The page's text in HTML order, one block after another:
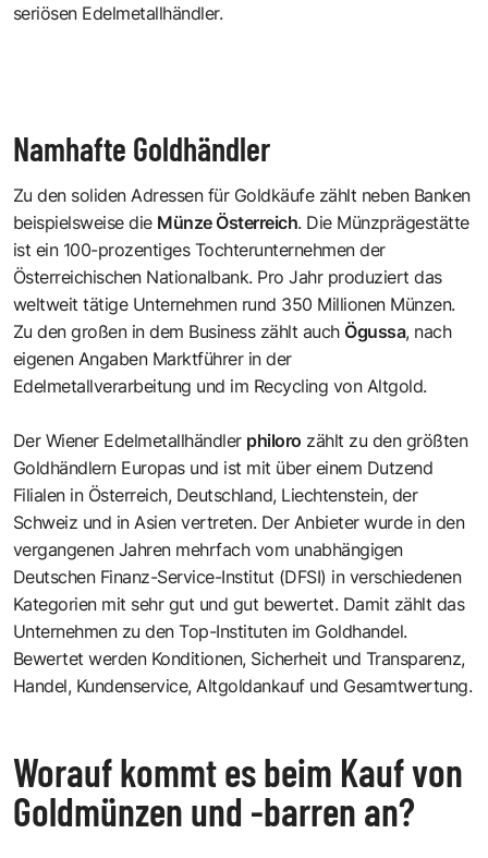
seriösen Edelmetallhändler.
Namhafte Goldhändler
Zu den soliden Adressen für Goldkäufe zählt neben Banken
beispielsweise die Münze Österreich. Die Münzprägestätte
ist ein 100-prozentiges Tochterunternehmen der
Österreichischen Nationalbank. Pro Jahr produziert das
weltweit tätige Unternehmen rund 350 Millionen Münzen.
Zu den großen in dem Business zählt auchÖgussa, nach
eigenen Angaben Marktführer in der
Edelmetallverarbeitung und im Recycling von Altgold.
Der Wiener Edelmetallhändler philoro zählt zu den größten
Goldhändlern Europas und ist mit über einem Dutzend
Filialen in Österreich, Deutschland, Liechtenstein, der
Schweiz und in Asien vertreten. Der Anbieter wurde in den
vergangenen Jahren mehrfach vom unabhängigen
Deutschen Finanz-Service-Institut (DFSI) in verschiedenen
Kategorien mit sehr gut und gut bewertet. Damit zählt das
Unternehmen zu den Top-Instituten im Goldhandel.
Bewertet werden Konditionen, Sicherheit und Transparenz,
Handel, Kundenservice, Altgoldankauf und Gesamtwertung.
Worauf kommt es beim Kauf von
Goldmünzen und -barren an?